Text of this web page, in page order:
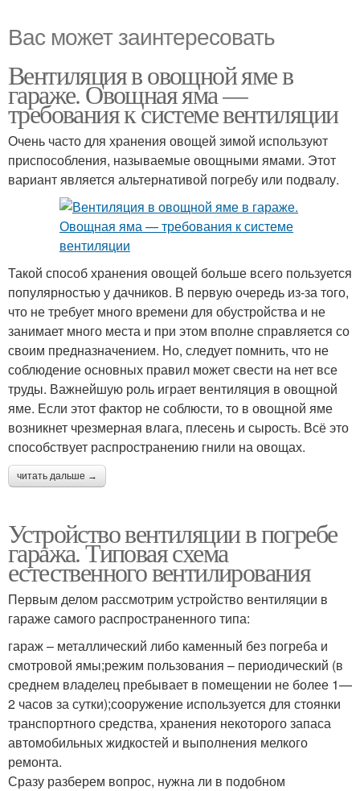
Вас может заинтересовать
Вентиляция в овощной яме в
гараже. Овощная яма —
требования к системе вентиляции
Очень часто для хранения овощей зимой используют
приспособления, называемые овощными ямами. Этот
вариант является альтернативой погребу или подвалу.
Такой способ хранения овощей больше всего пользуется
популярностью у дачников. В первую очередь из-за того,
что не требует много времени для обустройства и не
занимает много места и при этом вполне справляется со
своим предназначением. Но, следует помнить, что не
соблюдение основных правил может свести на нет все
труды. Важнейшую роль играет вентиляция в овощной
яме. Если этот фактор не соблюсти, то в овощной яме
возникнет чрезмерная влага, плесень и сырость. Всё это
способствует распространению гнили на овощах.
читать дальше →
Устройство вентиляции в погребе
гаража. Типовая схема
естественного вентилирования
Первым делом рассмотрим устройство вентиляции в
гараже самого распространенного типа:
гараж – металлический либо каменный без погреба и
смотровой ямы;режим пользования – периодический (в
среднем владелец пребывает в помещении не более 1—
2 часов за сутки);сооружение используется для стоянки
транспортного средства, хранения некоторого запаса
автомобильных жидкостей и выполнения мелкого
ремонта.
Сразу разберем вопрос, нужна ли в подобном